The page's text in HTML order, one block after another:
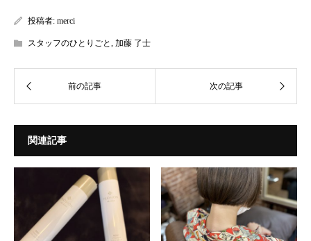
投稿者: merci
スタッフのひとりごと, 加藤 了士
関連記事